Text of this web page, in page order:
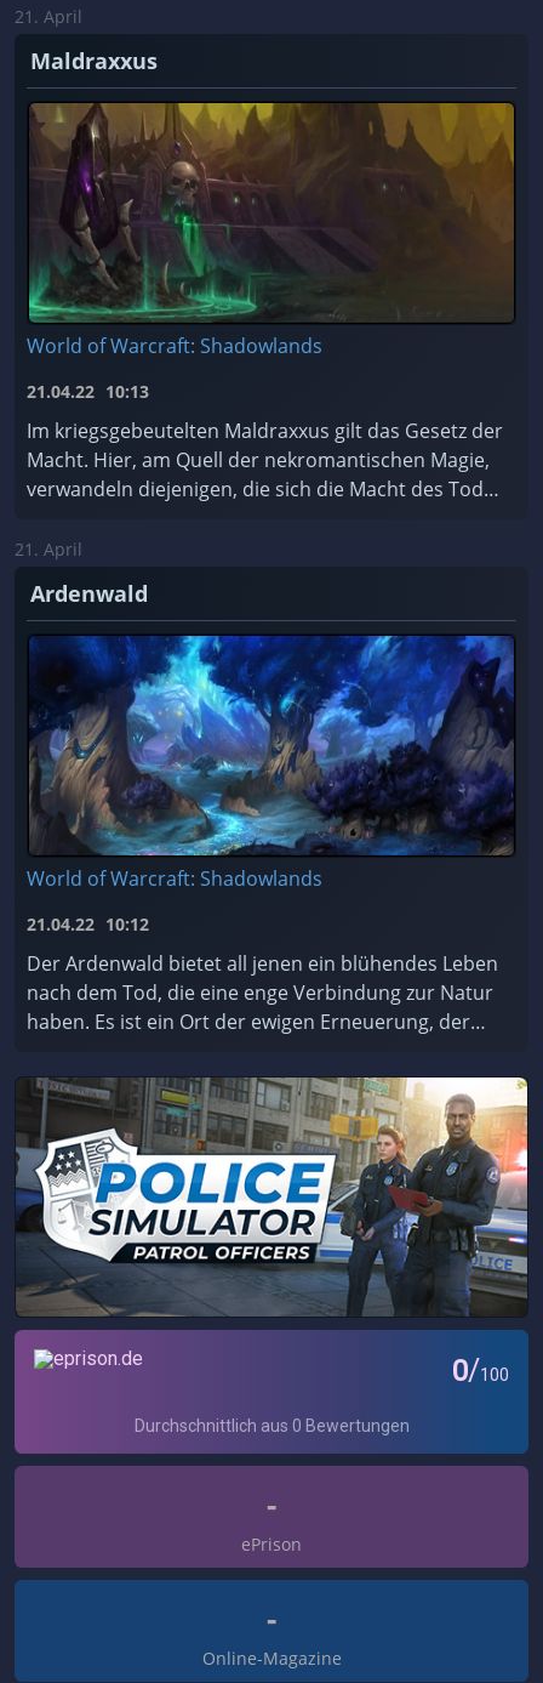
...
21. April
Maldraxxus
World of Warcraft: Shadowlands
21.04.22 10:13
Im kriegsgebeutelten Maldraxxus gilt das Gesetz der
Macht. Hier, am Quell der nekromantischen Magie,
verwandeln diejenigen, die sich die Macht des Todes
21. April
Ardenwald
World of Warcraft: Shadowlands
21.04.22 10:12
Der Ardenwald bietet all jenen ein blühendes Leben
nach dem Tod, die eine enge Verbindung zur Natur
haben. Es ist ein Ort der ewigen Erneuerung, der
...
-
ePrison
-
Online-Magazine